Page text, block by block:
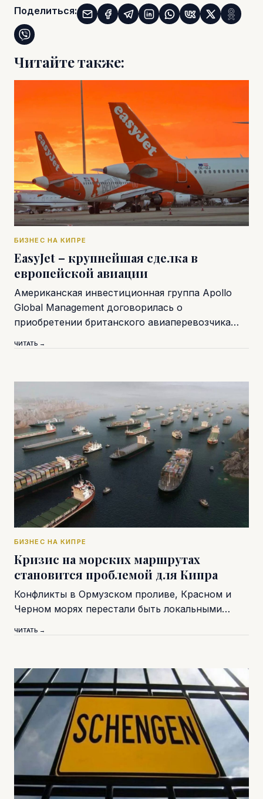
Поделиться:
Читайте также:
БИЗНЕС НА КИПРЕ
EasyJet – крупнейшая сделка в
европейской авиации
Американская инвестиционная группа Apollo
Global Management договорилась о
приобретении британского авиаперевозчика…
ЧИТАТЬ →
БИЗНЕС НА КИПРЕ
Кризис на морских маршрутах
становится проблемой для Кипра
Конфликты в Ормузском проливе, Красном и
Черном морях перестали быть локальными…
ЧИТАТЬ →